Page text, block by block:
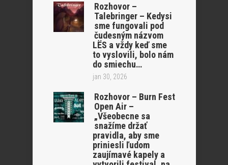
Rozhovor –
Talebringer – Kedysi
sme fungovali pod
čudesným názvom
LËS a vždy keď sme
to vyslovili, bolo nám
do smiechu…
jan 30, 2026
Rozhovor – Burn Fest
Open Air –
„Všeobecne sa
snažíme držať
pravidla, aby sme
priniesli ľudom
zaujímavé kapely a